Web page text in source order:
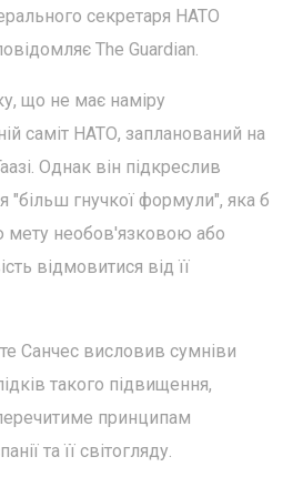
секретаря НАТО
The Guardian.
що не має наміру
саміт НАТО, запланований на
Однак він підкреслив
"більш гнучкої формули", яка б
мету необов'язковою або
відмовитися від її
Санчес висловив сумніви
такого підвищення,
принципам
та її світогляду.